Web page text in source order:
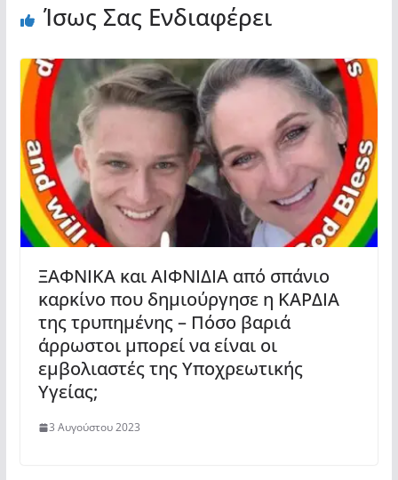
Ίσως Σας Ενδιαφέρει
ΞΑΦΝΙΚΑ και ΑΙΦΝΙΔΙΑ από σπάνιο
καρκίνο που δημιούργησε η ΚΑΡΔΙΑ
της τρυπημένης – Πόσο βαριά
άρρωστοι μπορεί να είναι οι
εμβολιαστές της Υποχρεωτικής
Υγείας;
3 Αυγούστου 2023